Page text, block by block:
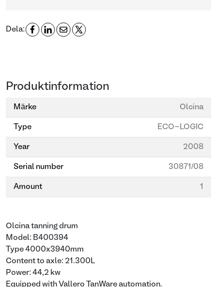
Dela:
Produktinformation
Märke Olcina
Type ECO-LOGIC
Year 2008
Serial number 30871/08
Amount 1
Olcina tanning drum
Model: B400394
Type 4000x3940mm
Content to axle: 21.300L
Power: 44,2 kw
Equipped with Vallero TanWare automation.